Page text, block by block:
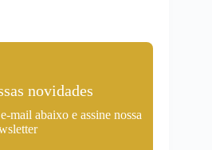
novidades
mail abaixo e assine nossa